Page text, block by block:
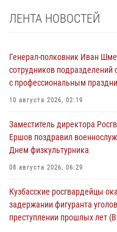
ЛЕНТА НОВОСТЕЙ
Генерал-полковник Иван
сотрудников подразделений
с профессиональным
10 августа 2026, 02:19
Заместитель директора
Ершов поздравил
Днем физкультурника
08 августа 2026, 06:29
Кузбасские росгвардейцы
задержании фигуранта
преступлении прошлых лет